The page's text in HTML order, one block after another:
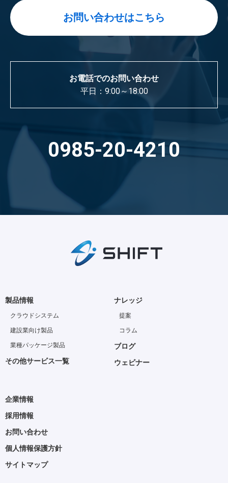
お問い合わせはこちら
お電話でのお問い合わせ
平日：9:00～18:00
0985-20-4210
製品情報
クラウドシステム
建設業向け製品
業種パッケージ製品
その他サービス一覧
ナレッジ
提案
コラム
ブログ
ウェビナー
企業情報
採用情報
お問い合わせ
個人情報保護方針
サイトマップ